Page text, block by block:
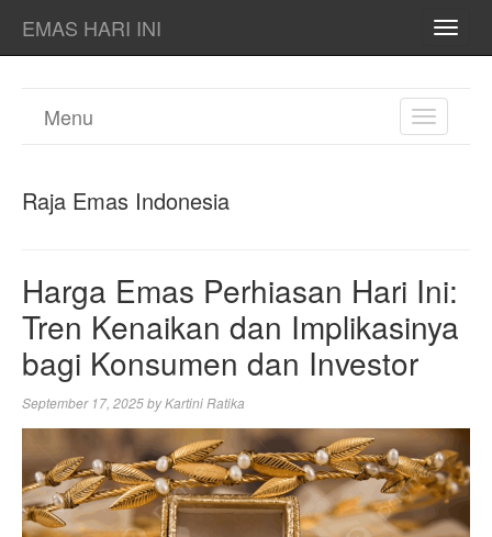
EMAS HARI INI
TOGGLE
Menu
Raja Emas Indonesia
Harga Emas Perhiasan Hari Ini:
Tren Kenaikan dan Implikasinya
bagi Konsumen dan Investor
September 17, 2025byKartini Ratika